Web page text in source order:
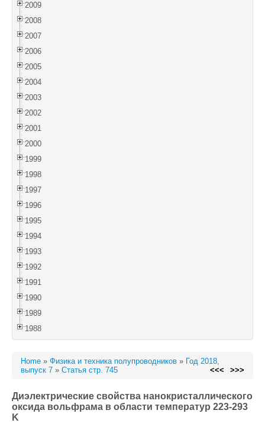
2009
2008
2007
2006
2005
2004
2003
2002
2001
2000
1999
1998
1997
1996
1995
1994
1993
1992
1991
1990
1989
1988
Home » Физика и техника полупроводников » Год 2018,
выпуск 7 » Статья стр. 745 <<< >>>
Диэлектрические свойства нанокристаллического
оксида вольфрама в области температур 223-293
K